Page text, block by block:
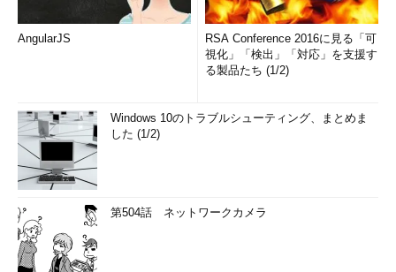
AngularJS
RSA Conference 2016に見る「可
視化」「検出」「対応」を支援す
る製品たち (1/2)
Windows 10のトラブルシューティング、まとめま
した (1/2)
第504話 ネットワークカメラ